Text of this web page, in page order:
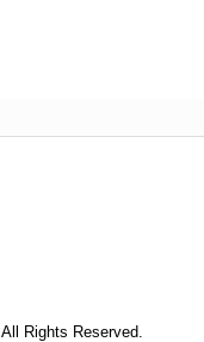
All Rights Reserved.